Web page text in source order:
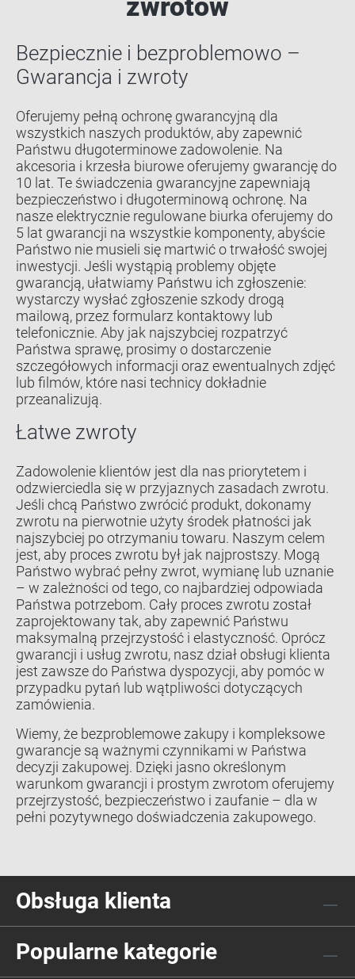
zwrotów
Bezpiecznie i bezproblemowo –
Gwarancja i zwroty
Oferujemy pełną ochronę gwarancyjną dla
wszystkich naszych produktów, aby zapewnić
Państwu długoterminowe zadowolenie. Na
akcesoria i krzesła biurowe oferujemy gwarancję do
10 lat. Te świadczenia gwarancyjne zapewniają
bezpieczeństwo i długoterminową ochronę. Na
nasze elektrycznie regulowane biurka oferujemy do
5 lat gwarancji na wszystkie komponenty, abyście
Państwo nie musieli się martwić o trwałość swojej
inwestycji. Jeśli wystąpią problemy objęte
gwarancją, ułatwiamy Państwu ich zgłoszenie:
wystarczy wysłać zgłoszenie szkody drogą
mailową, przez formularz kontaktowy lub
telefonicznie. Aby jak najszybciej rozpatrzyć
Państwa sprawę, prosimy o dostarczenie
szczegółowych informacji oraz ewentualnych zdjęć
lub filmów, które nasi technicy dokładnie
przeanalizują.
Łatwe zwroty
Zadowolenie klientów jest dla nas priorytetem i
odzwierciedla się w przyjaznych zasadach zwrotu.
Jeśli chcą Państwo zwrócić produkt, dokonamy
zwrotu na pierwotnie użyty środek płatności jak
najszybciej po otrzymaniu towaru. Naszym celem
jest, aby proces zwrotu był jak najprostszy. Mogą
Państwo wybrać pełny zwrot, wymianę lub uznanie
– w zależności od tego, co najbardziej odpowiada
Państwa potrzebom. Cały proces zwrotu został
zaprojektowany tak, aby zapewnić Państwu
maksymalną przejrzystość i elastyczność. Oprócz
gwarancji i usług zwrotu, nasz dział obsługi klienta
jest zawsze do Państwa dyspozycji, aby pomóc w
przypadku pytań lub wątpliwości dotyczących
zamówienia.
Wiemy, że bezproblemowe zakupy i kompleksowe
gwarancje są ważnymi czynnikami w Państwa
decyzji zakupowej. Dzięki jasno określonym
warunkom gwarancji i prostym zwrotom oferujemy
przejrzystość, bezpieczeństwo i zaufanie – dla w
pełni pozytywnego doświadczenia zakupowego.
Obsługa klienta
Popularne kategorie